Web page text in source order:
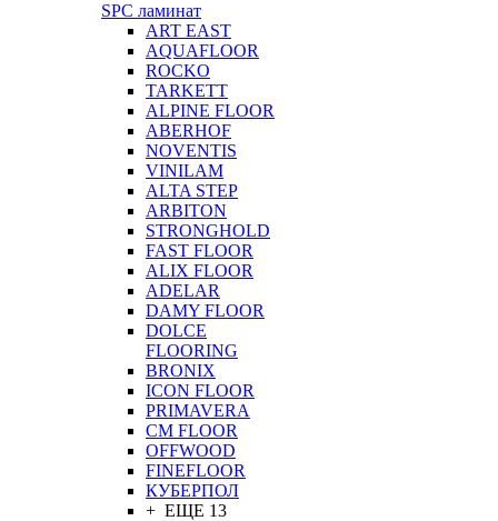
SPC ламинат
ART EAST
AQUAFLOOR
ROCKO
TARKETT
ALPINE FLOOR
ABERHOF
NOVENTIS
VINILAM
ALTA STEP
ARBITON
STRONGHOLD
FAST FLOOR
ALIX FLOOR
ADELAR
DAMY FLOOR
DOLCE
FLOORING
BRONIX
ICON FLOOR
PRIMAVERA
CM FLOOR
OFFWOOD
FINEFLOOR
КУБЕРПОЛ
+ ЕЩЕ 13